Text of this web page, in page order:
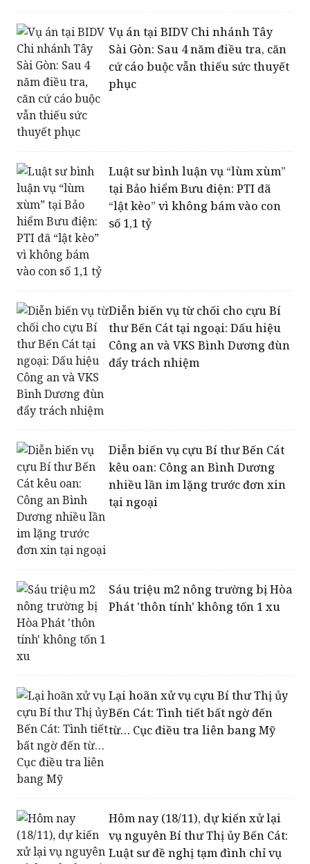
Vụ án tại BIDV Chi nhánh Tây
Sài Gòn: Sau 4 năm điều tra, căn
cứ cáo buộc vẫn thiếu sức thuyết
phục
Luật sư bình luận vụ “lùm xùm”
tại Bảo hiểm Bưu điện: PTI đã
“lật kèo” vì không bám vào con
số 1,1 tỷ
Diễn biến vụ từ chối cho cựu Bí
thư Bến Cát tại ngoại: Dấu hiệu
Công an và VKS Bình Dương đùn
đẩy trách nhiệm
Diễn biến vụ cựu Bí thư Bến Cát
kêu oan: Công an Bình Dương
nhiều lần im lặng trước đơn xin
tại ngoại
Sáu triệu m2 nông trường bị Hòa
Phát 'thôn tính' không tốn 1 xu
Lại hoãn xử vụ cựu Bí thư Thị ủy
Bến Cát: Tình tiết bất ngờ đến
từ… Cục điều tra liên bang Mỹ
Hôm nay (18/11), dự kiến xử lại
vụ nguyên Bí thư Thị ủy Bến Cát:
Luật sư đề nghị tạm đình chỉ vụ